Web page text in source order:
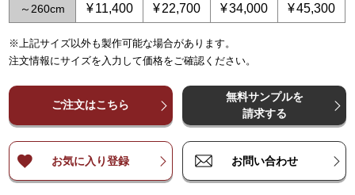
～ 260 ¥11,400 ¥22,700 ¥34,000 ¥45,300
～67 ～ 155 ～232
¥9,300 18,600 27,800 ¥ 37,100 ¥
～129 ～258 ～
¥9,300 18,600 ¥27,800 ¥ 37,100
※上記サイズ以外も製作可能な場合があります。
注文情報にサイズを入力して価格をご確認ください。
ご注文はこちら
無料サンプルを
請求する
お気に入り登録 お問い合わせ